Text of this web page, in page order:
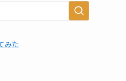
みた